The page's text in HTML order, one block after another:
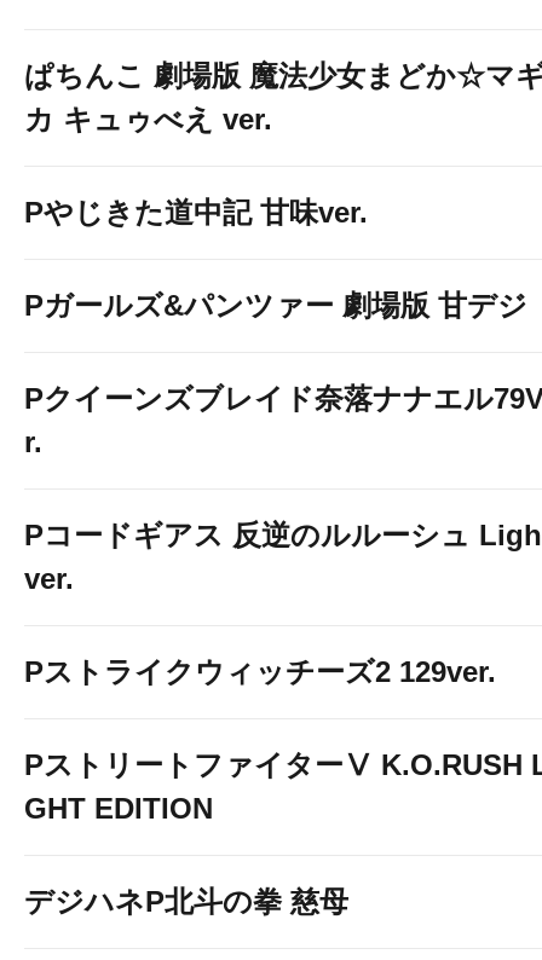
ぱちんこ 劇場版 魔法少女まどか☆マ
カ キュゥべえ ver.
Pやじきた道中記 甘味ver.
Pガールズ&パンツァー 劇場版 甘デジ
Pクイーンズブレイド奈落ナナエル
r.
Pコードギアス 反逆のルルーシュ
ver.
Pストライクウィッチーズ2 129ver.
PストリートファイターⅤ K.O.RUSH
GHT EDITION
デジハネP北斗の拳 慈母